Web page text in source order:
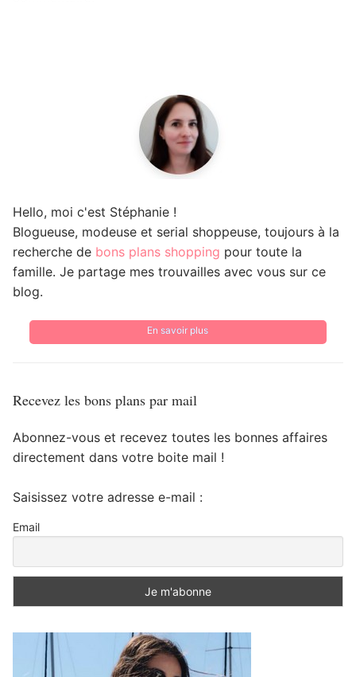
Hello, moi c'est Stéphanie !
Blogueuse, modeuse et serial shoppeuse, toujours à la
recherche de bons plans shopping pour toute la
famille. Je partage mes trouvailles avec vous sur ce
blog.
En savoir plus
Recevez les bons plans par mail
Abonnez-vous et recevez toutes les bonnes affaires
directement dans votre boite mail !
Saisissez votre adresse e-mail :
Email